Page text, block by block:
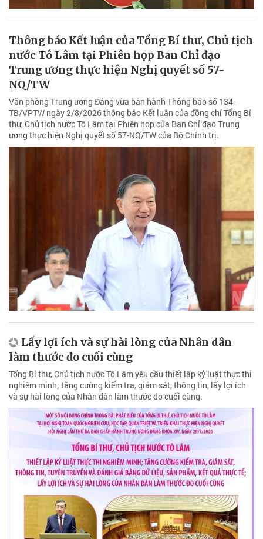
Thông báo Kết luận của Tổng Bí thư, Chủ tịch
nước Tô Lâm tại Phiên họp Ban Chỉ đạo
Trung ương thực hiện Nghị quyết số 57-
NQ/TW
Văn phòng Trung ương Đảng vừa ban hành Thông báo số 134-
TB/VPTW ngày 2/8/2026 thông báo Kết luận của đồng chí Tổng Bí
thư, Chủ tịch nước Tô Lâm tại Phiên họp của Ban Chỉ đạo Trung
ương thực hiện Nghị quyết số 57-NQ/TW của Bộ Chính trị.
Lấy lợi ích và sự hài lòng của Nhân dân
làm thước đo cuối cùng
Tổng Bí thư, Chủ tịch nước Tô Lâm yêu cầu thiết lập kỷ luật thực thi
nghiêm minh; tăng cường kiểm tra, giám sát, thông tin, lấy lợi ích
và sự hài lòng của Nhân dân làm thước đo cuối cùng.